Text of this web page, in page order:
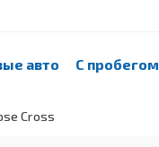
авто С пробегом
Cross